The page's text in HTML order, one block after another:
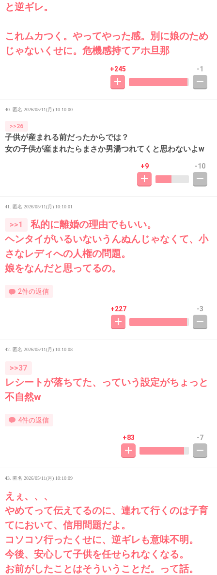
と逆ギレ。
これムカつく。やってやった感。別に娘のため
じゃないくせに。危機感持てアホ旦那
+245 -1
40. 匿名 2026/05/11(月) 10:10:00
>>26
子供が産まれる前だったからでは？
女の子供が産まれたらまさか男湯つれてくと思わないよw
+9 -10
41. 匿名 2026/05/11(月) 10:10:01
>>1
私的に離婚の理由でもいい。
ヘンタイがいるいないうんぬんじゃなくて、小
さなレディへの人権の問題。
娘をなんだと思ってるの。
2件の返信
+227 -3
42. 匿名 2026/05/11(月) 10:10:08
>>37
レシートが落ちてた、っていう設定がちょっと
不自然w
4件の返信
+83 -7
43. 匿名 2026/05/11(月) 10:10:09
えぇ、、、
やめてって伝えてるのに、連れて行くのは子育
てにおいて、信用問題だよ。
コソコソ行ったくせに、逆ギレも意味不明。
今後、安心して子供を任せられなくなる。
お前がしたことはそういうことだ。って話。